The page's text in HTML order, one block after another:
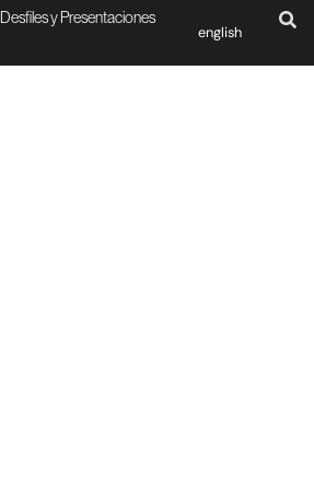
Desfiles y Presentaciones
english